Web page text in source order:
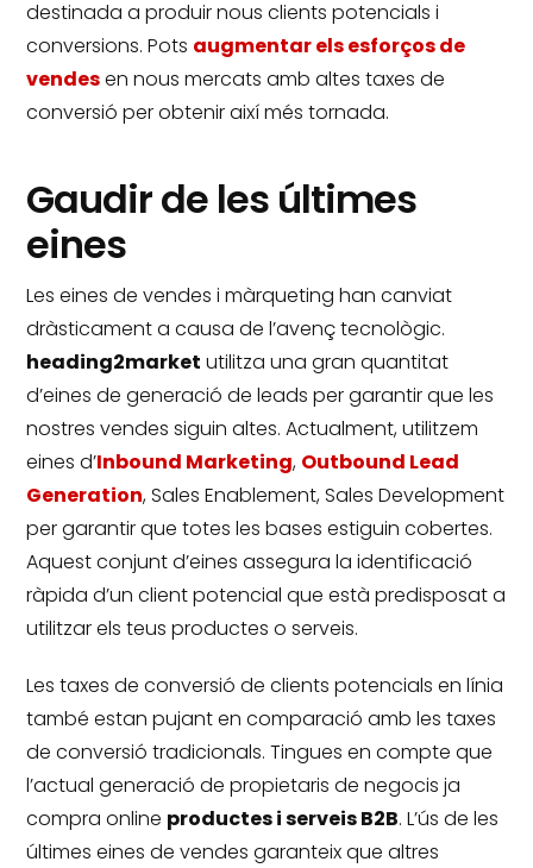
destinada a produir nous clients potencials i
conversions.Pots augmentar els esforços de
vendesen nous mercats amb altes taxes de
conversió per obtenir així més tornada.
Gaudir de les últimes
eines
Les eines de vendes i màrqueting han canviat
dràsticament a causa de l’avenç tecnològic.
heading2market utilitza una gran quantitat
d’eines de generació de leads per garantir que les
nostres vendes siguin altes.Actualment, utilitzem
eines d’Inbound Marketing, Outbound Lead
Generation, Sales Enablement, Sales Development
per garantir que totes les bases estiguin cobertes.
Aquest conjunt d’eines assegura la identificació
ràpida d’un client potencial que està predisposat a
utilitzar els teus productes o serveis.
Les taxes de conversió de clients potencials en línia
també estan pujant en comparació amb les taxes
de conversió tradicionals.Tingues en compte que
l’actual generació de propietaris de negocis ja
compra online productes i serveis B2B.L’ús de les
últimes eines de vendes garanteix que altres